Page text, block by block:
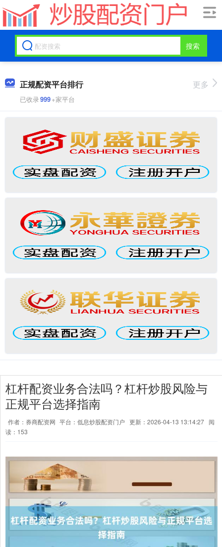
搜索
正规配资平台排行
已收录999+家平台
更多
杠杆配资业务合法吗？杠杆炒股风险与
正规平台选择指南
作者：券商配资网 平台：低息炒股配资门户 更新：2026-04-13 13:14:27 阅
读：153